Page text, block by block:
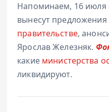
Напоминаем, 16 июля
вынесут предложения
правительстве,
Ярослав Железняк.
какие министерства
ликвидируют.